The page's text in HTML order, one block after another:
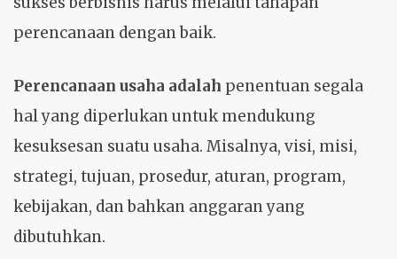
perencanaan dengan baik.
Perencanaan usaha adalah penentuan segala
hal yang diperlukan untuk mendukung
kesuksesan suatu usaha. Misalnya, visi, misi,
strategi, tujuan, prosedur, aturan, program,
kebijakan, dan bahkan anggaran yang
dibutuhkan.